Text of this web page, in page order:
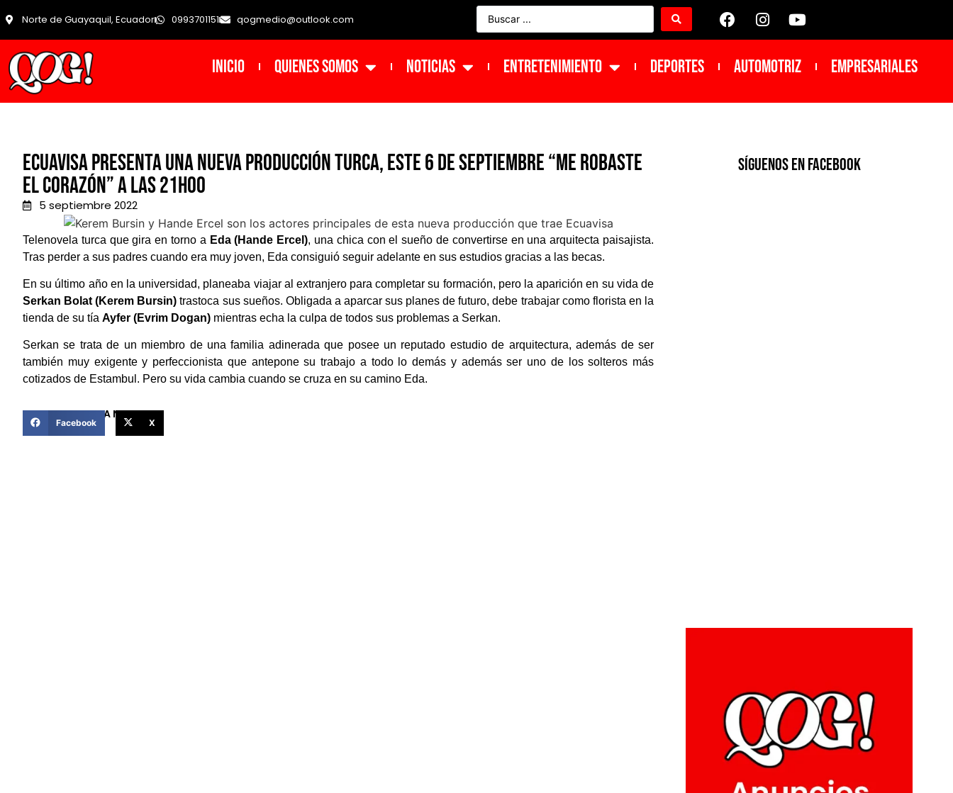
Norte de Guayaquil, Ecuador 0993701151 qogmedio@outlook.com
INICIO Quienes Somos NOTICIAS ENTRETENIMIENTO DEPORTES Automotriz Empresariales
Ecuavisa presenta una nueva producción turca, este 6 de septiembre “Me Robaste
El Corazón” a las 21h00
5 septiembre 2022
Telenovela turca que gira en torno a Eda (Hande Ercel), una chica con el sueño de convertirse en una arquitecta paisajista.
Tras perder a sus padres cuando era muy joven, Eda consiguió seguir adelante en sus estudios gracias a las becas.
En su último año en la universidad, planeaba viajar al extranjero para completar su formación, pero la aparición en su vida de
Serkan Bolat (Kerem Bursin) trastoca sus sueños. Obligada a aparcar sus planes de futuro, debe trabajar como florista en la
tienda de su tía Ayfer (Evrim Dogan) mientras echa la culpa de todos sus problemas a Serkan.
Serkan se trata de un miembro de una familia adinerada que posee un reputado estudio de arquitectura, además de ser
también muy exigente y perfeccionista que antepone su trabajo a todo lo demás y además ser uno de los solteros más
cotizados de Estambul. Pero su vida cambia cuando se cruza en su camino Eda.
COMPARTIR ESTA NOTICIA
Facebook X
SíGUENOS EN FACEBOOK